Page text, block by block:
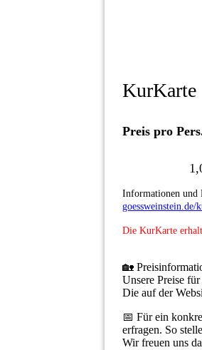
KurKarte
Preis pro
Informationen und
goessweinstein.de/
Die KurKarte
🏡
Unsere Preise
Die auf der
📅 Für ein
erfragen. So
Wir freuen uns